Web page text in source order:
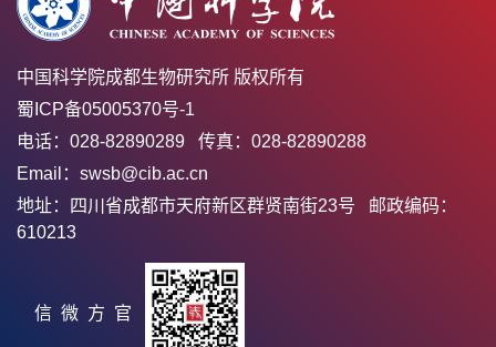
中国科学院成都生物研究所 版权所有
蜀ICP备05005370号-1
电话：028-82890289 传真：028-82890288
Email：swsb@cib.ac.cn
地址：四川省成都市天府新区群贤南街23号 邮政编码：
610213
官方微信